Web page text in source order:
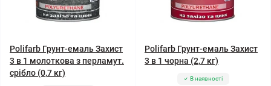
Polifarb Грунт-емаль Захист
3 в 1 молоткова з перламут.
срібло (0,7 кг)
Polifarb Грунт-емаль Захист
3 в 1 чорна (2,7 кг)
В наявності